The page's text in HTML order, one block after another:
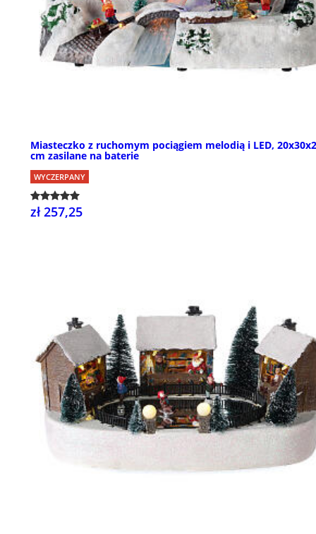
Miasteczko z ruchomym pociągiem melodią i LED,
cm zasilane na baterie
WYCZERPANY
zł 257,25